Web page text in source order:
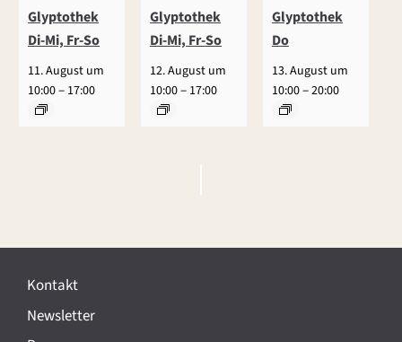
Glyptothek
Di-Mi, Fr-So
11. August um
10:00– 17:00
Glyptothek
Di-Mi, Fr-So
12. August um
10:00– 17:00
Glyptothek
Do
13. August um
10:00–20:00
e
a
n
Kontakt
Newsletter